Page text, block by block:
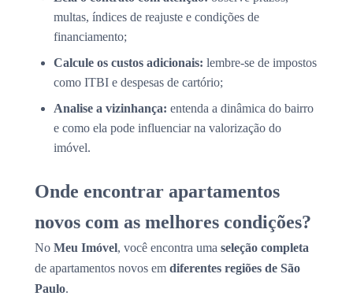
multas, índices de reajuste e condições de
financiamento;
Calcule os custos adicionais: lembre-se de impostos
como ITBI e despesas de cartório;
Analise a vizinhança: entenda a dinâmica do bairro
e como ela pode influenciar na valorização do
imóvel.
Onde encontrar apartamentos
novos com as melhores condições?
No Meu Imóvel, você encontra uma seleção completa
de apartamentos novos em diferentes regiões de São
Paulo.